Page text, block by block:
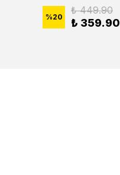
%20
₺ 449.90
₺ 359.90